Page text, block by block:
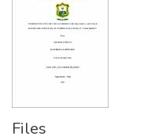
Files